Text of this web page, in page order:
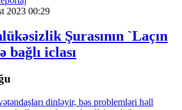
2023 00:29
Şurasının `Laçın
bağlı iclası